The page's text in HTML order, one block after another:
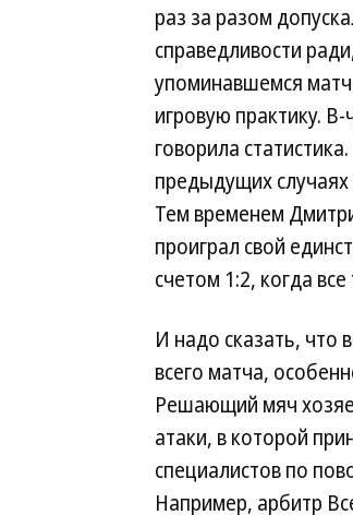
раз за разом
справедливости
упоминавшемся
игровую практику.
говорила
предыдущих
Тем временем
проиграл свой
счетом 1:2, когда
И надо сказать, что
всего матча,
Решающий мяч
атаки, в которой
специалистов по
Например, арбитр